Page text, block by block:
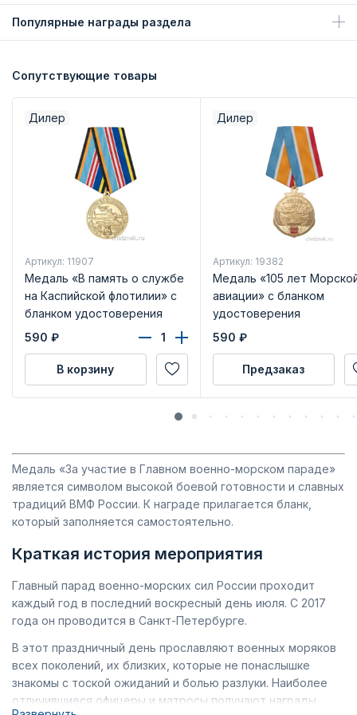
Популярные награды раздела
Сопутствующие товары
Дилер
Артикул: 11907
Медаль «В память о службе
на Каспийской флотилии» с
бланком удостоверения
590 ₽
В корзину
Дилер
Артикул: 19382
Медаль «105 лет
авиации» с бланком
удостоверения
590 ₽
Предзаказ
Медаль «За участие в Главном военно-морском параде»
является символом высокой боевой готовности и славных
традиций ВМФ России. К награде прилагается бланк,
который заполняется самостоятельно.
Краткая история мероприятия
Главный парад военно-морских сил России проходит
каждый год в последний воскресный день июля. С 2017
года он проводится в Санкт-Петербурге.
В этот праздничный день прославляют военных моряков
всех поколений, их близких, которые не понаслышке
знакомы с тоской ожиданий и болью разлуки. Наиболее
отличившиеся офицеры и матросы получают награды,